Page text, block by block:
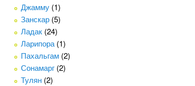
Джамму (1)
Занскар (5)
Ладак (24)
Ларипора(1)
Пахальгам (2)
Сонамарг (2)
Тулян (2)